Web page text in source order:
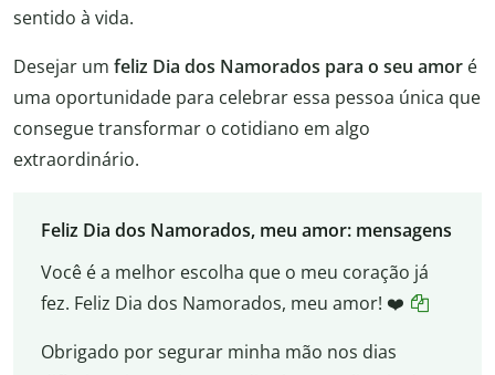
sentido à vida.
Desejar um feliz Dia dos Namorados para o seu amor é
uma oportunidade para celebrar essa pessoa única que
consegue transformar o cotidiano em algo
extraordinário.
Feliz Dia dos Namorados, meu amor: mensagens
Você é a melhor escolha que o meu coração já
fez. Feliz Dia dos Namorados, meu amor! ❤️
Obrigado por segurar minha mão nos dias